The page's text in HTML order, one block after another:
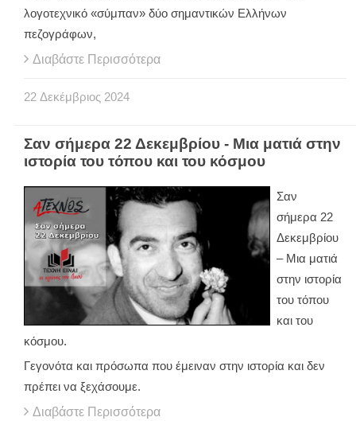
λογοτεχνικό «σύμπαν» δύο σημαντικών Ελλήνων
πεζογράφων,
Διαβάστε Περισσότερα
22 Δεκέμβριος 2024
Σαν σήμερα 22 Δεκεμβρίου - Μια ματιά στην
ιστορία του τόπου και του κόσμου
Σαν
σήμερα 22
Δεκεμβρίου
– Μια ματιά
στην ιστορία
του τόπου
και του
κόσμου.
Γεγονότα και πρόσωπα που έμειναν στην ιστορία και δεν
πρέπει να ξεχάσουμε.
Διαβάστε Περισσότερα